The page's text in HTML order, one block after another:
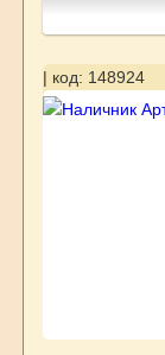
| код: 148924